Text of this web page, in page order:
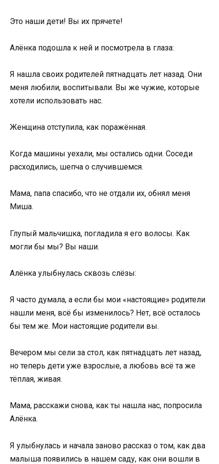
Это наши дети! Вы их прячетe!
Алёнка подошла к ней и посмотрела в глаза:
Я нашла своих родителей пятнадцать лет назад. Они
меня любили, воспитывали. Вы же чужие, которые
хотели использовать нас.
Женщина отступила, как поражённая.
Когда машины уехали, мы остались одни. Соседи
расходились, шепча о случившемся.
Мама, папа спасибо, что не отдали их, обнял меня
Миша.
Глупый мальчишка, погладила я его волосы. Как
могли бы мы? Вы наши.
Алёнка улыбнулась сквозь слёзы:
Я часто думала, а если бы мои «настоящие» родители
нашли меня, всё бы изменилось? Нет, всё осталось
бы тем же. Мои настоящие родители вы.
Вечером мы сели за стол, как пятнадцать лет назад,
но теперь дети уже взрослые, а любовь всё та же
тёплая, живая.
Мама, расскажи снова, как ты нашла нас, попросила
Алёнка.
Я улыбнулась и начала заново рассказ о том, как два
малыша появились в нашем саду, как они вошли в